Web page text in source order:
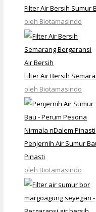
Filter Air Bersih Sumur
oleh Biotamasindo
Filter Air Bersih
oleh Biotamasindo
Penjernih Air Sumur
Pinasti
oleh Biotamasindo